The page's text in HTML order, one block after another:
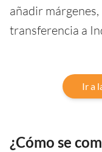
añadir
transferencia a
Ir a
¿Cómo se